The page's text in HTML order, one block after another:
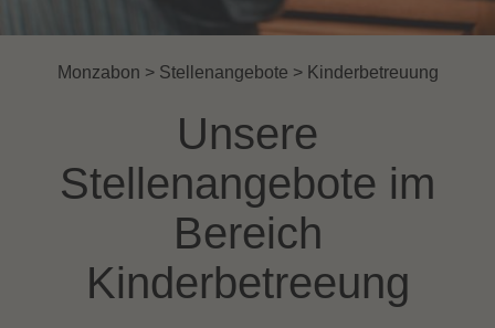
Monzabon > Stellenangebote > Kinderbetreuung
Unsere
Stellenangebote im
Bereich
Kinderbetreeung